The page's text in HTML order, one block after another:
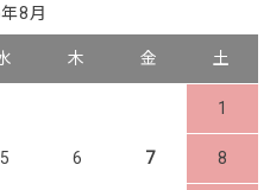
8月
木 金 土
1
5 6 7 8